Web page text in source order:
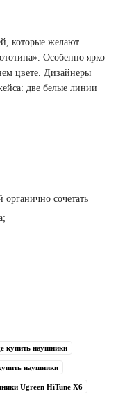
которые желают
Особенно ярко
цвете. Дизайнеры
две белые линии
сочетать
купить наушники
наушники
Ugreen HiTune X6